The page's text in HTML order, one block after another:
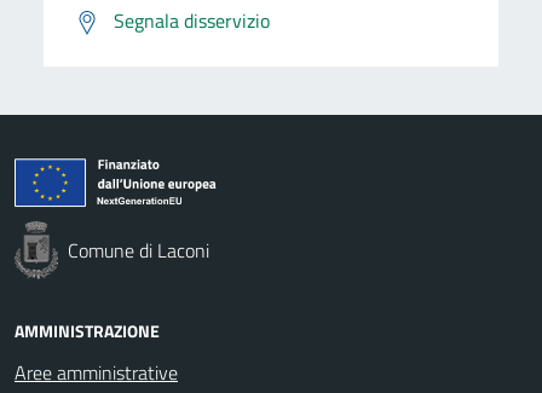
Segnala disservizio
Comune di Laconi
AMMINISTRAZIONE
Aree amministrative